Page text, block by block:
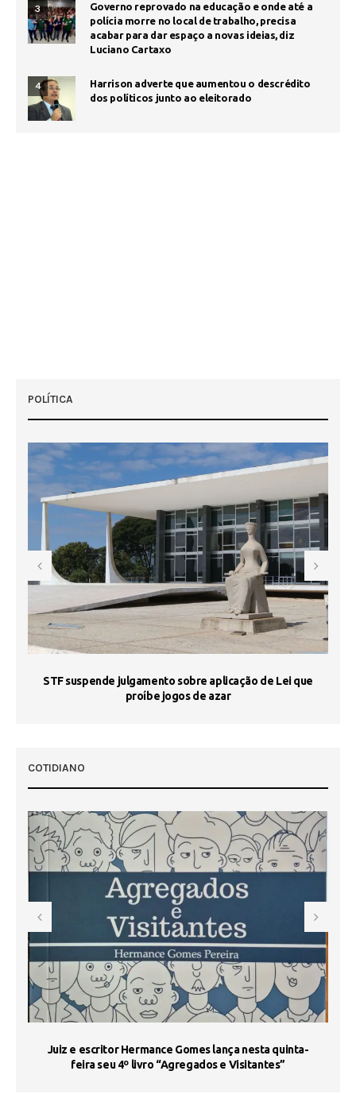
3
Governo reprovado na educação e onde até a
polícia morre no local de trabalho, precisa
acabar para dar espaço a novas ideias, diz
Luciano Cartaxo
4
Harrison adverte que aumentou o descrédito
dos políticos junto ao eleitorado
POLÍTICA
STF suspende julgamento sobre aplicação de Lei que
proíbe jogos de azar
COTIDIANO
Juiz e escritor Hermance Gomes lança nesta quinta-
feira seu 4º livro “Agregados e Visitantes”